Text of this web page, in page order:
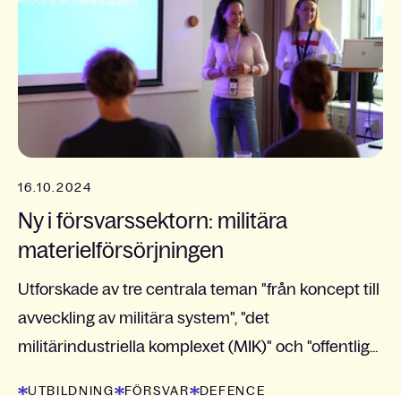
16.10.2024
Ny i försvarssektorn: militära
materielförsörjningen
Utforskade av tre centrala teman "från koncept till
avveckling av militära system", "det
militärindustriella komplexet (MIK)" och "offentlig...
UTBILDNING FÖRSVAR DEFENCE